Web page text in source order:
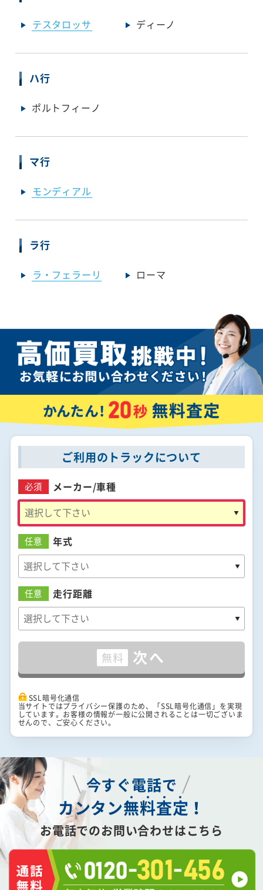
テスタロッサ ディーノ
ハ行
ポルトフィーノ
マ行
モンディアル
ラ行
ラ・フェラーリ ローマ
ご利用のトラックについて
必須 メーカー/車種
任意 年式
任意 走行距離
無料 次へ
SSL暗号化通信
当サイトではプライバシー保護のため、「SSL暗号化通信」を実現
しています。お客様の情報が一般に公開されることは一切ございま
せんので、ご安心ください。
今すぐ電話で
カンタン無料査定 ！
お電話でのお問い合わせはこちら